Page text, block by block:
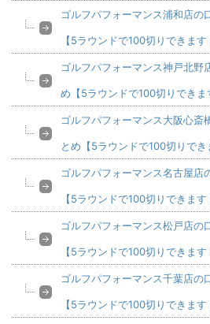
ゴルフパフォーマンス浦和店の
【5ラウンドで100切りできます
ゴルフパフォーマンス神戸北野
め【5ラウンドで100切りできま
ゴルフパフォーマンス大阪心斎
とめ【5ラウンドで100切りでき
ゴルフパフォーマンス名古屋店
【5ラウンドで100切りできます
ゴルフパフォーマンス松戸店の
【5ラウンドで100切りできます
ゴルフパフォーマンス千葉店の
【5ラウンドで100切りできます